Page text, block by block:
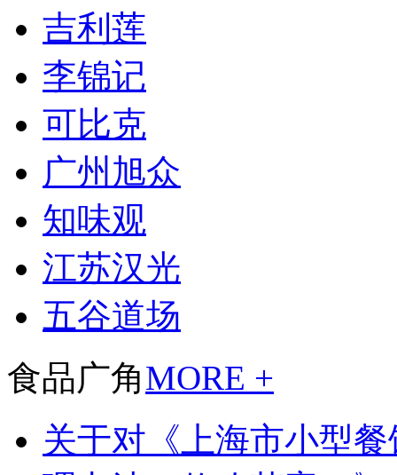
吉利莲
李锦记
可比克
广州旭众
知味观
江苏汉光
五谷道场
食品广角MORE +
关于对《上海市小型